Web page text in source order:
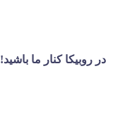
در روبیکا کنار ما باشید!